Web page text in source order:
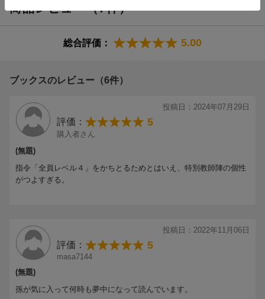
商品レビュー（7件）
総合評価： 5.00
ブックスのレビュー（6件）
投稿日：2024年07月29日
評価： 5
購入者さん
(無題)
指令「全員レベル４」をかちとるためとはいえ、特別教師陣の個性
がつよすぎる。
投稿日：2022年11月06日
評価： 5
masa7144
(無題)
孫が気に入って何時も夢中になって読んでいます。